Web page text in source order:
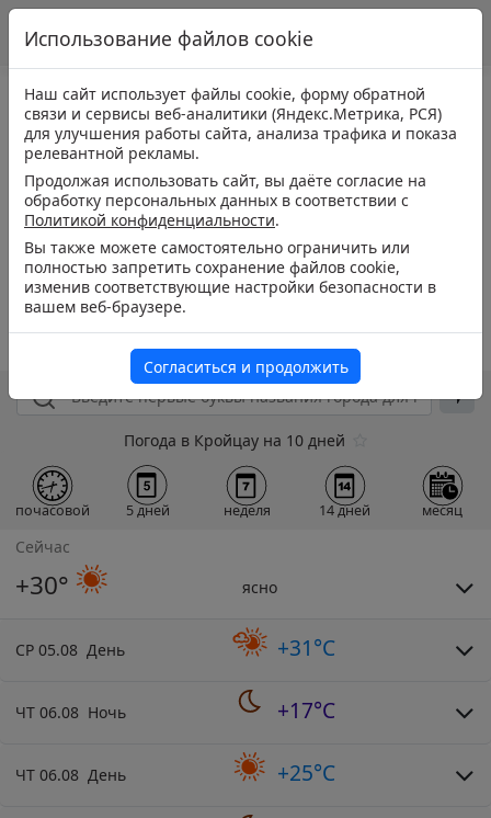
Погода в Кройцау на 10 дней
почасовой 5 дней неделя 14 дней месяц
Сейчас
+30° ясно
СР 05.08 День +31°C
ЧТ 06.08 Ночь +17°C
ЧТ 06.08 День +25°C
Использование файлов cookie
Наш сайт использует файлы cookie, форму обратной
связи и сервисы веб-аналитики (Яндекс.Метрика, РСЯ)
для улучшения работы сайта, анализа трафика и показа
релевантной рекламы.
Продолжая использовать сайт, вы даёте согласие на
обработку персональных данных в соответствии с
Политикой конфиденциальности.
Вы также можете самостоятельно ограничить или
полностью запретить сохранение файлов cookie,
изменив соответствующие настройки безопасности в
вашем веб-браузере.
Согласиться и продолжить